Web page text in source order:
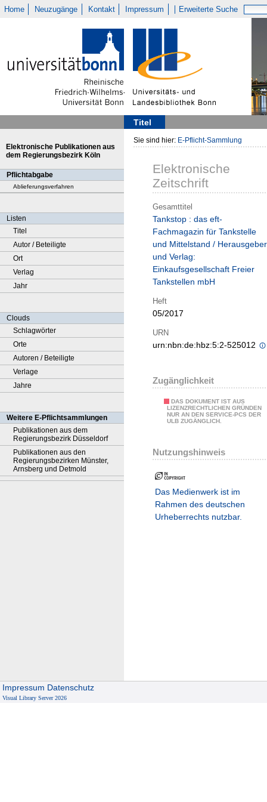
Home Neuzugänge Kontakt Impressum Erweiterte Suche
Titel
Elektronische Publikationen aus
dem Regierungsbezirk Köln
Pflichtabgabe
Ablieferungsverfahren
Listen
Titel
Autor / Beteiligte
Ort
Verlag
Jahr
Clouds
Schlagwörter
Orte
Autoren / Beteiligte
Verlage
Jahre
Weitere E-Pflichtsammlungen
Publikationen aus dem
Regierungsbezirk Düsseldorf
Publikationen aus den
Regierungsbezirken Münster,
Arnsberg und Detmold
Sie sind hier: E-Pflicht-Sammlung
Elektronische
Zeitschrift
Gesamttitel
Tankstop : das eft-
Fachmagazin für Tankstelle
und Mittelstand / Herausgeber
und Verlag:
Einkaufsgesellschaft Freier
Tankstellen mbH
Heft
05/2017
URN
urn:nbn:de:hbz:5:2-525012
Zugänglichkeit
DAS DOKUMENT IST AUS
LIZENZRECHTLICHEN GRÜNDEN
NUR AN DEN SERVICE-PCS DER
ULB ZUGÄNGLICH.
Nutzungshinweis
Das Medienwerk ist im
Rahmen des deutschen
Urheberrechts nutzbar.
Impressum Datenschutz
Visual Library Server 2026